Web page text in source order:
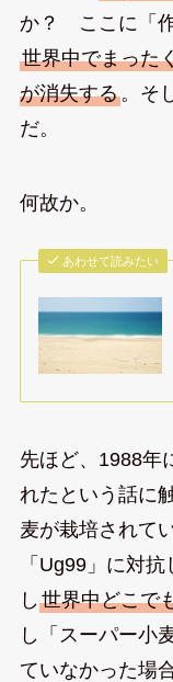
か？ ここに「作
世界中でまった
が消失する。そ
だ。
何故か。
あわせて読みたい
先ほど、1988年
れたという話に
麦が栽培されて
「Ug99」に対
し 世界中どこで
し「スーパー小
ていなかった場合